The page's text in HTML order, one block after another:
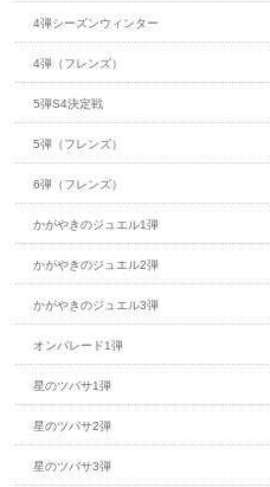
4弾シーズンウィンター
4弾（フレンズ）
5弾S4決定戦
5弾（フレンズ）
6弾（フレンズ）
かがやきのジュエル1弾
かがやきのジュエル2弾
かがやきのジュエル3弾
オンパレード1弾
星のツバサ1弾
星のツバサ2弾
星のツバサ3弾